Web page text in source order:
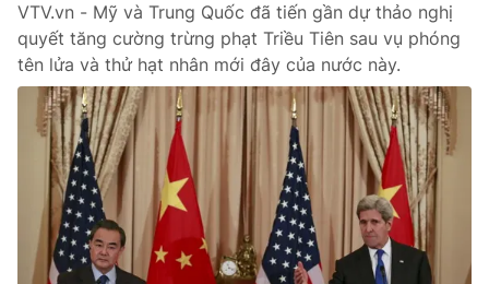
VTV.vn - Mỹ và Trung Quốc đã tiến gần dự thảo nghị
quyết tăng cường trừng phạt Triều Tiên sau vụ phóng
tên lửa và thử hạt nhân mới đây của nước này.